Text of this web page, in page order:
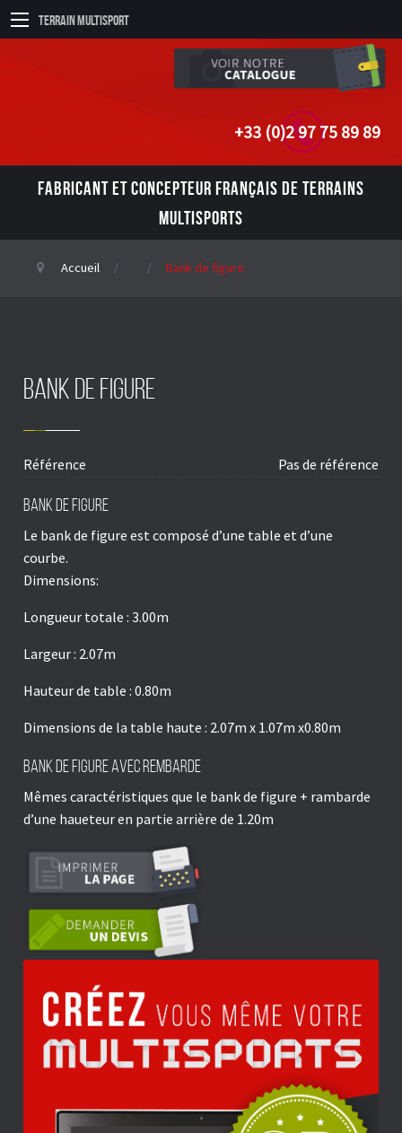
Terrain Multisport
+33 (0)2 97 75 89 89
FABRICANT ET CONCEPTEUR FRANÇAIS DE TERRAINS
MULTISPORTS
Accueil Bank de figure
Bank de figure
Référence Pas de référence
Bank de figure
Le bank de figure est composé d’une table et d’une
courbe.
Dimensions:
Longueur totale : 3.00m
Largeur : 2.07m
Hauteur de table : 0.80m
Dimensions de la table haute : 2.07m x 1.07m x0.80m
Bank de figure avec rembarde
Mêmes caractéristiques que le bank de figure + rambarde
d’une haueteur en partie arrière de 1.20m